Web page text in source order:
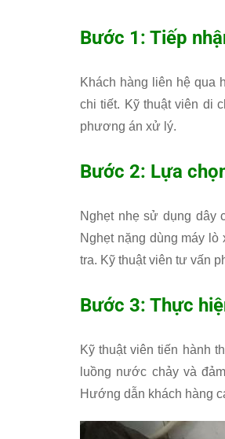
Bước 1: Tiếp
Khách hàng liên hệ qua
chi tiết. Kỹ thuật viên di
phương án xử lý.
Bước 2: Lựa
Nghẹt nhẹ sử dụng dây
Nghẹt nặng dùng máy
tra. Kỹ thuật viên tư vấn
Bước 3: Thực
Kỹ thuật viên tiến hành
luồng nước chảy và
Hướng dẫn khách hàng